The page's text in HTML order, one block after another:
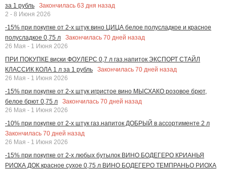
за 1 рубль
Закончилась 63 дня назад
2 - 8 Июня 2026
-15% при покупке от 2-х штук вино ЦИЦА белое полусладкое и красное
полусладкое 0,75 л
Закончилась 70 дней назад
26 Мая - 1 Июня 2026
ПРИ ПОКУПКЕ виски ФОУЛЕРС 0,7 л газ.напиток ЭКСПОРТ СТАЙЛ
КЛАССИК КОЛА 1 л за 1 рубль
Закончилась 70 дней назад
26 Мая - 1 Июня 2026
-15% при покупке от 2-х штук игристое вино МЫСХАКО розовое брют,
белое брют 0,75 л
Закончилась 70 дней назад
26 Мая - 1 Июня 2026
-10% при покупке от 2-х штук газ.напиток ДОБРЫЙ в ассортименте 2 л
Закончилась 70 дней назад
26 Мая - 1 Июня 2026
-15% при покупке от 2-х любых бутылок ВИНО БОДЕГЕРО КРИАНЬЯ
РИОХА ДОК красное сухое 0,75 л ВИНО БОДЕГЕРО ТЕМПРАНЬО РИОХА